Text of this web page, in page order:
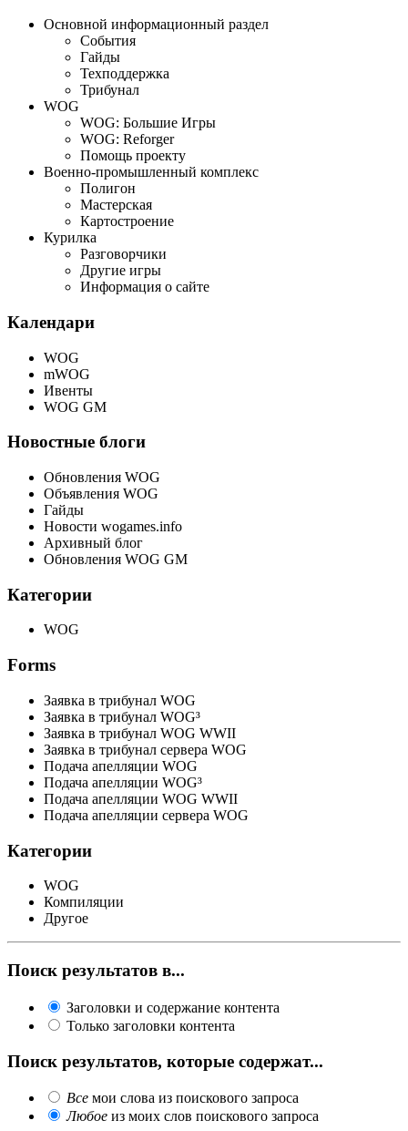
Основной информационный раздел
События
Гайды
Техподдержка
Трибунал
WOG
WOG: Большие Игры
WOG: Reforger
Помощь проекту
Военно-промышленный комплекс
Полигон
Мастерская
Картостроение
Курилка
Разговорчики
Другие игры
Информация о сайте
Календари
WOG
mWOG
Ивенты
WOG GM
Новостные блоги
Обновления WOG
Объявления WOG
Гайды
Новости wogames.info
Архивный блог
Обновления WOG GM
Категории
WOG
Forms
Заявка в трибунал WOG
Заявка в трибунал WOG³
Заявка в трибунал WOG WWII
Заявка в трибунал сервера WOG
Подача апелляции WOG
Подача апелляции WOG³
Подача апелляции WOG WWII
Подача апелляции сервера WOG
Категории
WOG
Компиляции
Другое
Поиск результатов в...
Заголовки и содержание контента
Только заголовки контента
Поиск результатов, которые содержат...
Все мои слова из поискового запроса
Любое из моих слов поискового запроса